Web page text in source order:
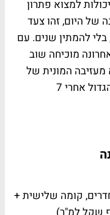
למצוא פתרון
של היום, זהו צעד
להמתין שנים. עם
מוכיחה שוב
מעזיבה המונית של
העיר שלא חזרה לעצמה מאז הפינוי הגדול אחרי 7
מ"ר, 3 חדרים, קומה שלישית +